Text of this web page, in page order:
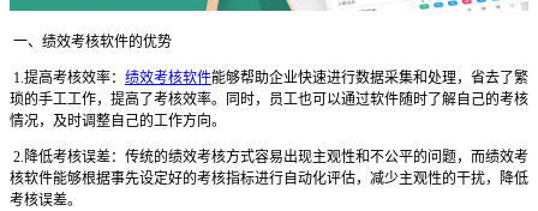
一、绩效考核软件的优势
1.提高考核效率： 绩效考核软件能够帮助企业快速进行数据采集和处理，省去了繁
琐的手工工作，提高了考核效率。同时，员工也可以通过软件随时了解自己的考核
情况，及时调整自己的工作方向。
2.降低考核误差：传统的绩效考核方式容易出现主观性和不公平的问题，而绩效考
核软件能够根据事先设定好的考核指标进行自动化评估，减少主观性的干扰，降低
考核误差。